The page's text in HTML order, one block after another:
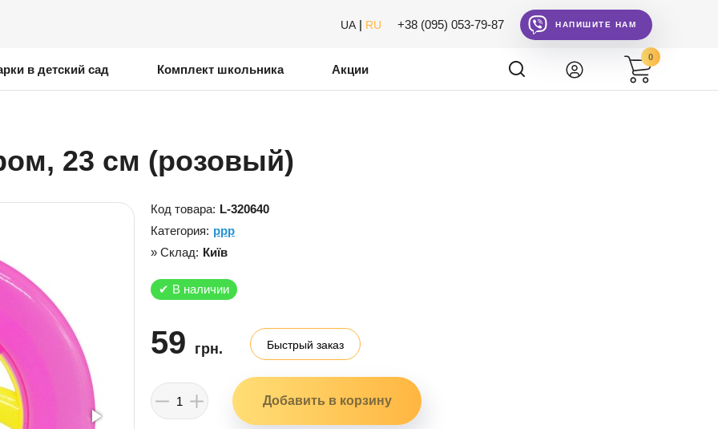
UA | RU +38 (095) 053-79-87 НАПИШИТЕ НАМ
в детский сад Комплект школьника Акции
0
23 см (розовый)
Код товара: L-320640
Категория: ррр
» Склад: Київ
✔ В наличии
59 грн. Быстрый заказ